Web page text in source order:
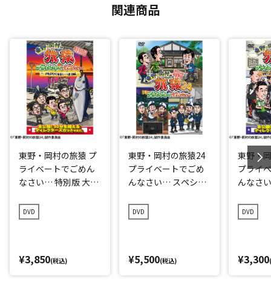
関連商品
東野・岡村の旅猿 プ
ライベートでごめん
なさい… 特別版 大間
ョーへの旅 完結編
DVD
¥3,850(税込)
東野・岡村の旅猿24
プライベートでごめ
んなさい… スペシャ
DVD
¥5,500(税込)
東野・
プライ
んなさ
事をや
ミアム
DVD
¥3,300